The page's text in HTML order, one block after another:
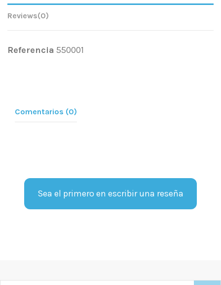
Reviews(0)
Referencia 550001
Comentarios (0)
Sea el primero en escribir una reseña